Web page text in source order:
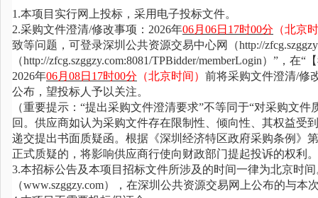
1.本项目实行网上投标，采用电子投标文件。
2.采购文件澄清/修改事项： 2026年06月 06日 17时00分 （北京
致等问题，可登录深圳公共资源交易中心网（http://
（http://zfcg.szggzy.com:8081/TPBidder/memberLogin）”
2026年06月 08日 17时00分 （北京时间） 前将采购文件澄清/修
公布，望投标人予以关注。
（重要提示： “提出采购文件澄清要求”不等同于“对采购文
回。供应商如认为采购文件存在限制性、倾向性、其权益受
递交提出书面质疑函。根据《深圳经济特区政府采购条例》
正式质疑的，将影响供应商行使向财政部门提起投诉的权利
3.本招标公告及本项目招标文件所涉及的时间一律为北京时
（www.szggzy.com），在深圳公共资源交易网上公布的与